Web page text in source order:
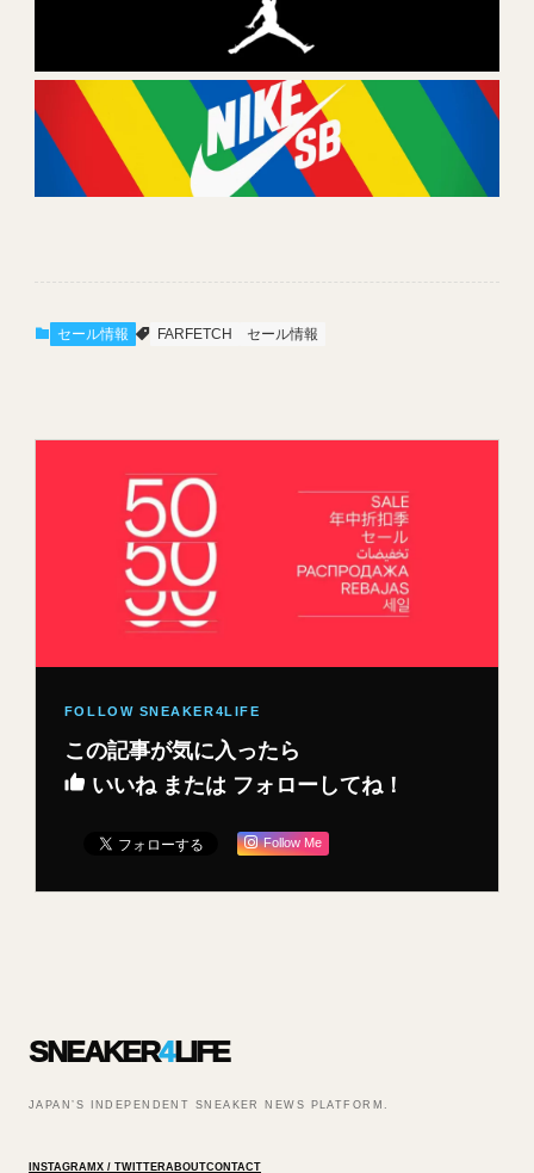
セール情報 FARFETCH セール情報
この記事が気に入ったら
いいね または フォローしてね！
Follow Me
SNEAKER4LIFE
JAPAN’S INDEPENDENT SNEAKER NEWS PLATFORM.
INSTAGRAM X / TWITTERABOUTCONTACT